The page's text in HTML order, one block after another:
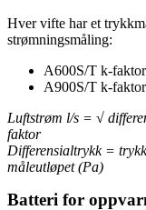
Hver vifte har et
strømningsmåling:
A600S/T k-
A900S/T k-
Luftstrøm l/s = √
faktor
Differensialtrykk =
måleutløpet (Pa)
Batteri for